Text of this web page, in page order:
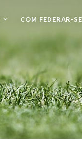
COM FEDERAR-SE